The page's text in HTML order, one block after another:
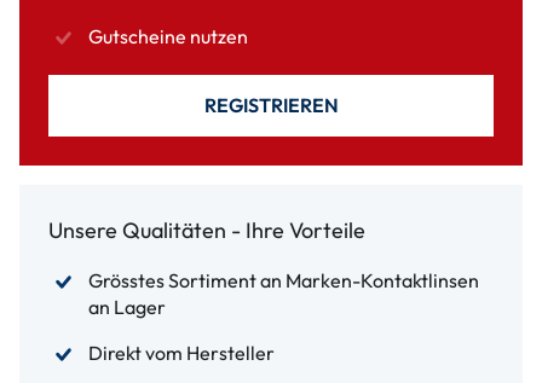
Gutscheine nutzen
REGISTRIEREN
Unsere Qualitäten - Ihre Vorteile
Grösstes Sortiment an Marken-Kontaktlinsen
an Lager
Direkt vom Hersteller